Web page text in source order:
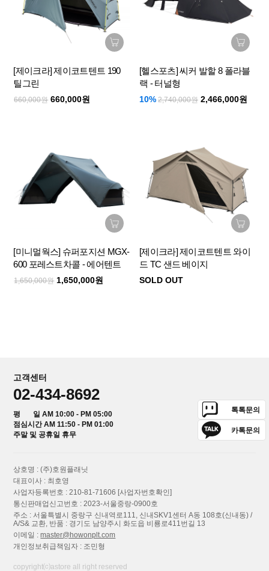
[제이크라] 제이코트텐트 190
틸그린
660,000원 660,000원
[헬스포츠] 씨커 발할 8 폴라블
랙 - 터널형
10% 2,740,000원 2,466,000원
[미니멀웍스] 슈퍼포지션 MGX-
600 포레스트차콜 - 에어텐트
1,650,000원 1,650,000원
[제이크라] 제이코트텐트 와이
드 TC 샌드 베이지
SOLD OUT
고객센터
02-434-8692
평 일 AM 10:00 - PM 05:00
점심시간 AM 11:50 - PM 01:00
주말 및 공휴일 휴무
톡톡문의
카톡문의
상호명 : (주)호원플래닛
대표이사 : 최호영
사업자등록번호 : 210-81-71606 [사업자번호확인]
통신판매업신고번호 : 2023-서울중랑-0900호
주소 : 서울특별시 중랑구 신내역로111, 신내SKV1센터 A동 108호(신내동) /
A/S& 교환, 반품 : 경기도 남양주시 화도읍 비룡로411번길 13
이메일 :master@howonplt.com
개인정보취급책임자 : 조민형
copyright⒞astore all right reserved